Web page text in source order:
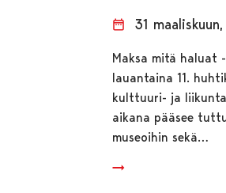
31
Maksa mitä haluat
lauantaina 11.
kulttuuri- ja
aikana pääsee
museoihin sekä…